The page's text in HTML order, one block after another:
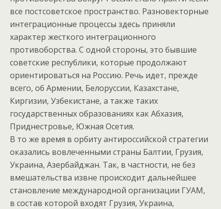
все постсоветское пространство. Разновекторные
интеграционные процессы здесь приняли
характер жесткого интеграционного
противоборства. С одной стороны, это бывшие
советские республики, которые продолжают
ориентироваться на Россию. Речь идет, прежде
всего, об Армении, Белоруссии, Казахстане,
Киргизии, Узбекистане, а также таких
государственных образованиях как Абхазия,
Приднестровье, Южная Осетия.
В то же время в орбиту антироссийской стратегии
оказались вовлеченными страны Балтии, Грузия,
Украина, Азербайджан. Так, в частности, не без
вмешательства извне происходит дальнейшее
становление международной организации ГУАМ,
в состав которой входят Грузия, Украина,